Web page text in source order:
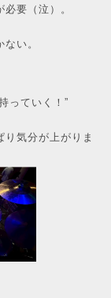
要（泣）。
い。
っていく！”
気分が上がりま